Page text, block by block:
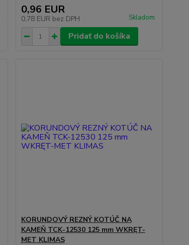
0,96 EUR
0,78 EUR bez DPH Skladom
Pridať do košíka
KORUNDOVÝ REZNÝ KOTÚČ NA
KAMEŇ TCK-12530 125 mm WKRĘT-
MET KLIMAS